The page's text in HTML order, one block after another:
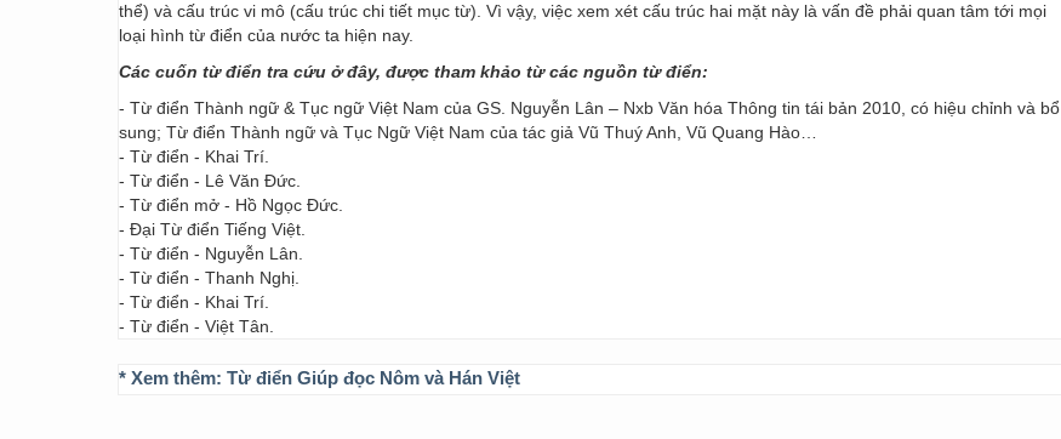
thể) và cấu trúc vi mô (cấu trúc chi tiết mục từ). Vì vậy, việc xem xét cấu trúc hai mặt này là vấn đề phải quan tâm tới mọi
loại hình từ điển của nước ta hiện nay.
Các cuốn từ điển tra cứu ở đây, được tham khảo từ các nguồn từ điển:
- Từ điển Thành ngữ & Tục ngữ Việt Nam của GS. Nguyễn Lân – Nxb Văn hóa Thông tin tái bản 2010, có hiệu chỉnh và bổ
sung; Từ điển Thành ngữ và Tục Ngữ Việt Nam của tác giả Vũ Thuý Anh, Vũ Quang Hào…
- Từ điển - Khai Trí.
- Từ điển - Lê Văn Đức.
- Từ điển mở - Hồ Ngọc Đức.
- Đại Từ điển Tiếng Việt.
- Từ điển - Nguyễn Lân.
- Từ điển - Thanh Nghị.
- Từ điển - Khai Trí.
- Từ điển - Việt Tân.
* Xem thêm: Từ điển Giúp đọc Nôm và Hán Việt